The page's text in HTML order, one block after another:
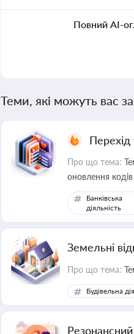
Повний AI-
Теми, які можуть вас
Перехід
Про що тема:
оновлення
Банківська
діяльність
Земельні
Про що тема:
Будівельна